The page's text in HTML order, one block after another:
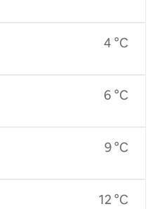
4 °C
6 °C
9 °C
12 °C